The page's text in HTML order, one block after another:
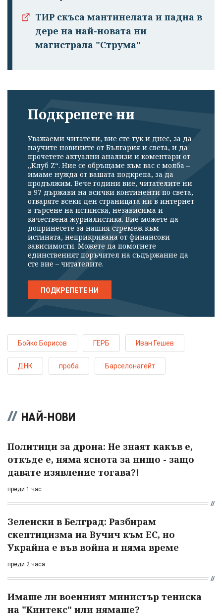
ТИР скъса мантинелата и падна в
дере на най-новата ни
магистрала "Струма"
Подкрепете ни
Уважаеми читатели, вие сте тук и днес, за да
научите новините от България и света, и да
прочетете актуални анализи и коментари от
„Клуб Z“. Ние се обръщаме към вас с молба –
имаме нужда от вашата подкрепа, за да
продължим. Вече години вие, читателите ни
в 97 държави на всички континенти по света,
отваряте всеки ден страницата ни в интернет
в търсене на истинска, независима и
качествена журналистика. Вие можете да
допринесете за нашия стремеж към
истината, неприкривана от финансови
зависимости. Можете да помогнете
единственият поръчител на съдържание да
сте вие – читателите.
ПОДКРЕПЕТЕ НИ
Бойко Борисов ГЕРБ Иван Гешев
ДНК проба Барселонагейт
НАЙ-НОВИ
Политици за дрона: Не знаят какъв е,
откъде е, няма яснота за нищо - защо
давате изявление тогава?!
преди 1 час
Зеленски в Белград: Разбирам
скептицизма на Вучич към ЕС, но
Украйна е във война и няма време
преди 2 часа
Имаше ли военният министър тениска
на "Кинтекс" или нямаше?